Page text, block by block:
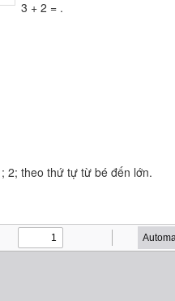
3 + 2 = .
2; theo thứ tự từ bé đến lớn.